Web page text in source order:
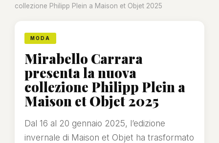
collezione Philipp Plein a Maison et Objet 2025
MODA
Mirabello Carrara
presenta la nuova
collezione Philipp Plein a
Maison et Objet 2025
Dal 16 al 20 gennaio 2025, l’edizione
invernale di Maison et Objet ha trasformato